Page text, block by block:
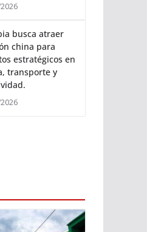
busca atraer
china para
estratégicos en
transporte y